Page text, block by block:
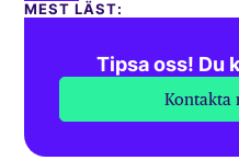
MEST LÄST:
Tipsa oss! Du
Kontakta